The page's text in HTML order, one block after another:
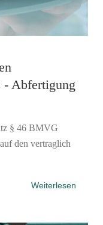
- Abfertigung
§ 46 BMVG
den vertraglich
Weiterlesen